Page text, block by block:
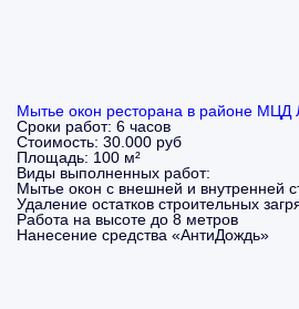
Мытье окон ресторана в районе МЦД
Сроки работ: 6 часов
Стоимость: 30.000 руб
Площадь: 100 м²
Виды выполненных работ:
Мытье окон с внешней и внутренней
Удаление остатков строительных
Работа на высоте до 8 метров
Нанесение средства «АнтиДождь»